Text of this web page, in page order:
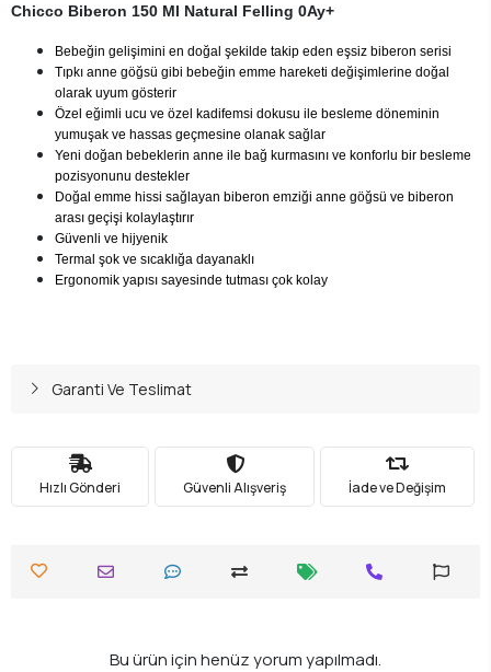
Chicco Biberon 150 Ml Natural Felling 0Ay+
Bebeğin gelişimini en doğal şekilde takip eden eşsiz biberon serisi
Tıpkı anne göğsü gibi bebeğin emme hareketi değişimlerine doğal
olarak uyum gösterir
Özel eğimli ucu ve özel kadifemsi dokusu ile besleme döneminin
yumuşak ve hassas geçmesine olanak sağlar
Yeni doğan bebeklerin anne ile bağ kurmasını ve konforlu bir besleme
pozisyonunu destekler
Doğal emme hissi sağlayan biberon emziği anne göğsü ve biberon
arası geçişi kolaylaştırır
Güvenli ve hijyenik
Termal şok ve sıcaklığa dayanaklı
Ergonomik yapısı sayesinde tutması çok kolay
Garanti Ve Teslimat
Hızlı Gönderi Güvenli Alışveriş İade ve Değişim
Bu ürün için henüz yorum yapılmadı.